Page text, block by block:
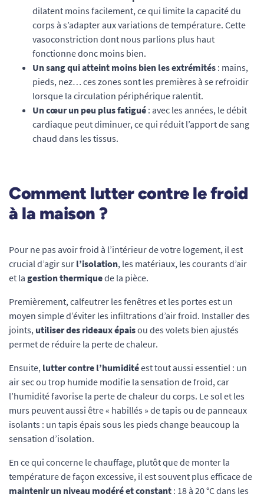
dilatent moins facilement, ce qui limite la capacité du
corps à s’adapter aux variations de température. Cette
vasoconstriction dont nous parlions plus haut
fonctionne donc moins bien.
Un sang qui atteint moins bien les extrémités : mains,
pieds, nez… ces zones sont les premières à se refroidir
lorsque la circulation périphérique ralentit.
Un cœur un peu plus fatigué : avec les années, le débit
cardiaque peut diminuer, ce qui réduit l’apport de sang
chaud dans les tissus.
Comment lutter contre le froid
à la maison ?
Pour ne pas avoir froid à l’intérieur de votre logement, il est
crucial d’agir sur l’isolation, les matériaux, les courants d’air
et la gestion thermiquede la pièce.
Premièrement, calfeutrer les fenêtres et les portes est un
moyen simple d’éviter les infiltrations d’air froid. Installer des
joints, utiliser des rideaux épaisou des volets bien ajustés
permet de réduire la perte de chaleur.
Ensuite, lutter contre l’humiditéest tout aussi essentiel : un
air sec ou trop humide modifie la sensation de froid, car
l’humidité favorise la perte de chaleur du corps. Le sol et les
murs peuvent aussi être « habillés » de tapis ou de panneaux
isolants : un tapis épais sous les pieds change beaucoup la
sensation d’isolation.
En ce qui concerne le chauffage, plutôt que de monter la
température de façon excessive, il est souvent plus efficace de
maintenir un niveau modéré et constant : 18 à 20 °C dans les